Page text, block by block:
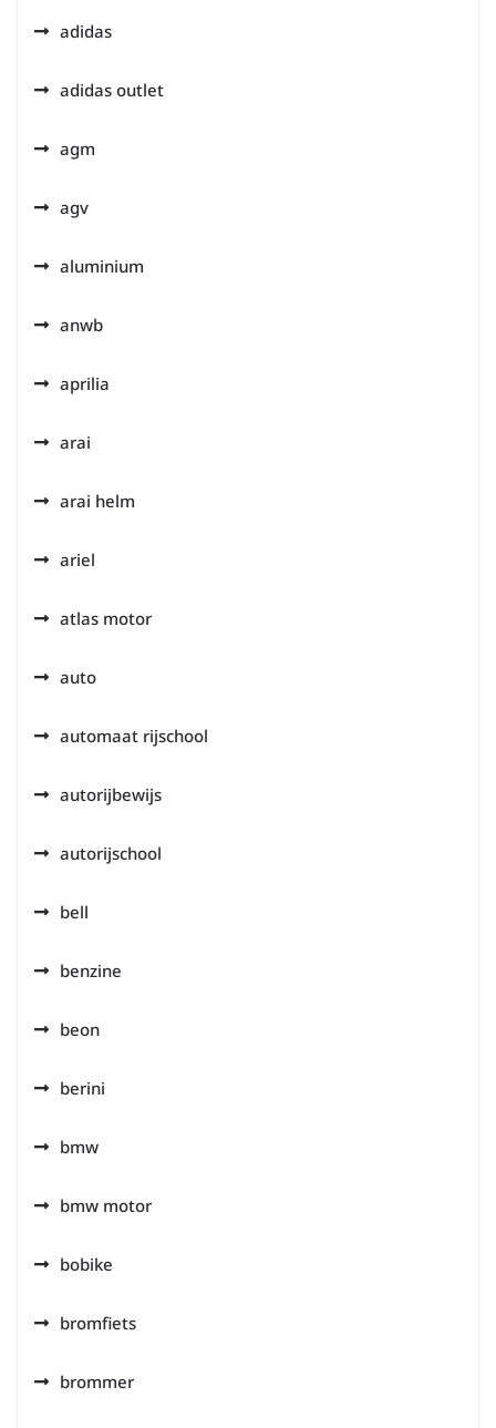
adidas
adidas outlet
agm
agv
aluminium
anwb
aprilia
arai
arai helm
ariel
atlas motor
auto
automaat rijschool
autorijbewijs
autorijschool
bell
benzine
beon
berini
bmw
bmw motor
bobike
bromfiets
brommer